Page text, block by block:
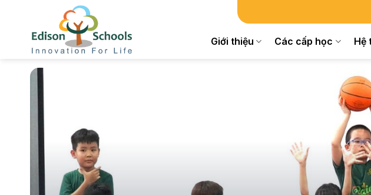
Giới thiệu Các cấp học Hệ